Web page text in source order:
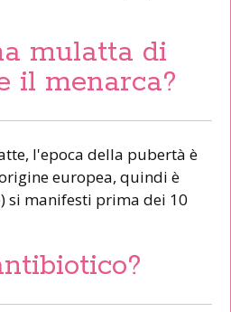
mulatta di
il menarca?
l'epoca della pubertà è
europea, quindi è
si manifesti prima dei 10